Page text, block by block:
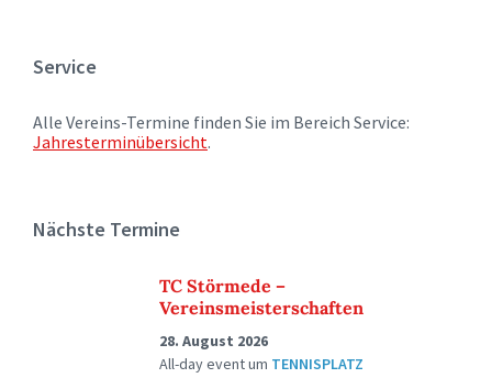
Service
Alle Vereins-Termine finden Sie im Bereich Service:
Jahresterminübersicht.
Nächste Termine
TC Störmede –
Vereinsmeisterschaften
28. August 2026
All-day eventum TENNISPLATZ